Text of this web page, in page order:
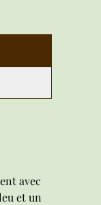
avec
et un